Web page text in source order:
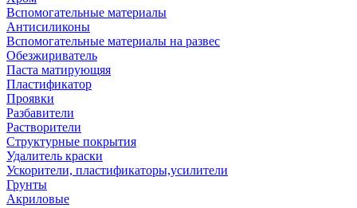
Вспомогательные материалы
Антисиликоны
Вспомогательные материалы на развес
Обезжириватель
Паста матирующяя
Пластификатор
Проявки
Разбавители
Растворители
Структурные покрытия
Удалитель краски
Ускорители, пластификаторы,усилители
Грунты
Акриловые